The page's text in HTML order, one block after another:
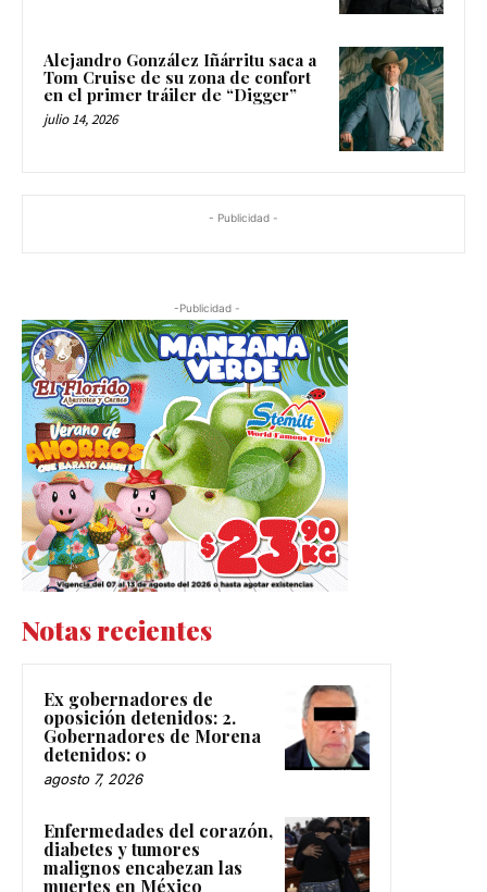
Alejandro González Iñárritu saca a
Tom Cruise de su zona de confort
en el primer tráiler de “Digger”
julio 14, 2026
- Publicidad -
-Publicidad -
Notas recientes
Ex gobernadores de
oposición detenidos: 2.
Gobernadores de Morena
detenidos: 0
agosto 7, 2026
Enfermedades del corazón,
diabetes y tumores
malignos encabezan las
muertes en México